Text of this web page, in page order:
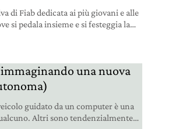
di Fiab dedicata ai più giovani e alle
si pedala insieme e si festeggia la
una nuova
guidato da un computer è una
Altri sono tendenzialmente